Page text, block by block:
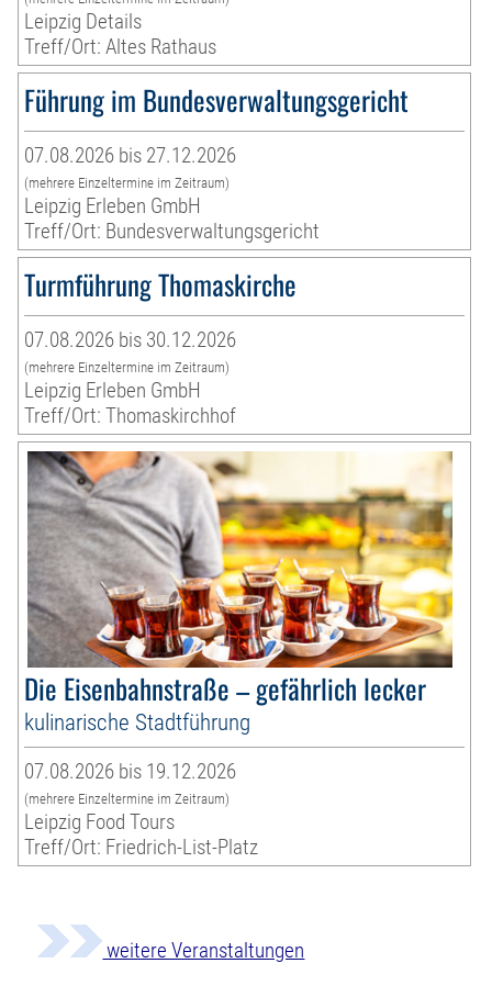
Leipzig Details
Treff/Ort: Altes Rathaus
Führung im Bundesverwaltungsgericht
07.08.2026 bis 27.12.2026
(mehrere Einzeltermine im Zeitraum)
Leipzig Erleben GmbH
Treff/Ort: Bundesverwaltungsgericht
Turmführung Thomaskirche
07.08.2026 bis 30.12.2026
(mehrere Einzeltermine im Zeitraum)
Leipzig Erleben GmbH
Treff/Ort: Thomaskirchhof
Die Eisenbahnstraße – gefährlich lecker
kulinarische Stadtführung
07.08.2026 bis 19.12.2026
(mehrere Einzeltermine im Zeitraum)
Leipzig Food Tours
Treff/Ort: Friedrich-List-Platz
weitere Veranstaltungen